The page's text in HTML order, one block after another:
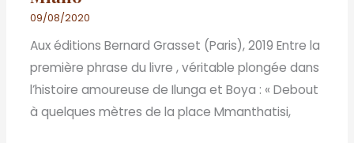
09/08/2020
Aux éditions Bernard Grasset (Paris), 2019 Entre la
première phrase du livre , véritable plongée dans
l’histoire amoureuse de Ilunga et Boya : « Debout
à quelques mètres de la place Mmanthatisi,